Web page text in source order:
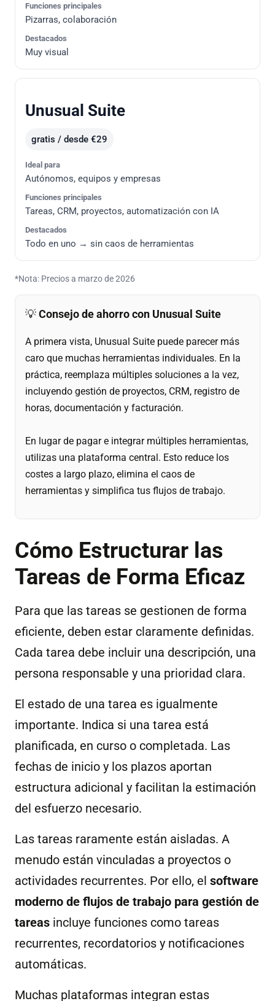
Funciones principales
Pizarras, colaboración
Destacados
Muy visual
Unusual Suite
gratis / desde €29
Ideal para
Autónomos, equipos y empresas
Funciones principales
Tareas, CRM, proyectos, automatización con IA
Destacados
Todo en uno → sin caos de herramientas
*Nota: Precios a marzo de 2026
💡Consejo de ahorro con Unusual Suite
A primera vista, Unusual Suite puede parecer más
caro que muchas herramientas individuales. En la
práctica, reemplaza múltiples soluciones a la vez,
incluyendo gestión de proyectos, CRM, registro de
horas, documentación y facturación.
En lugar de pagar e integrar múltiples herramientas,
utilizas una plataforma central. Esto reduce los
costes a largo plazo, elimina el caos de
herramientas y simplifica tus flujos de trabajo.
Cómo Estructurar las
Tareas de Forma Eficaz
Para que las tareas se gestionen de forma
eficiente, deben estar claramente definidas.
Cada tarea debe incluir una descripción, una
persona responsable y una prioridad clara.
El estado de una tarea es igualmente
importante. Indica si una tarea está
planificada, en curso o completada. Las
fechas de inicio y los plazos aportan
estructura adicional y facilitan la estimación
del esfuerzo necesario.
Las tareas raramente están aisladas. A
menudo están vinculadas a proyectos o
actividades recurrentes. Por ello, el software
moderno de flujos de trabajo para gestión de
tareas incluye funciones como tareas
recurrentes, recordatorios y notificaciones
automáticas.
Muchas plataformas integran estas